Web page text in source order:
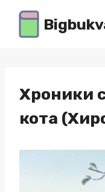
Перейти
содержимому
Хроники
кота